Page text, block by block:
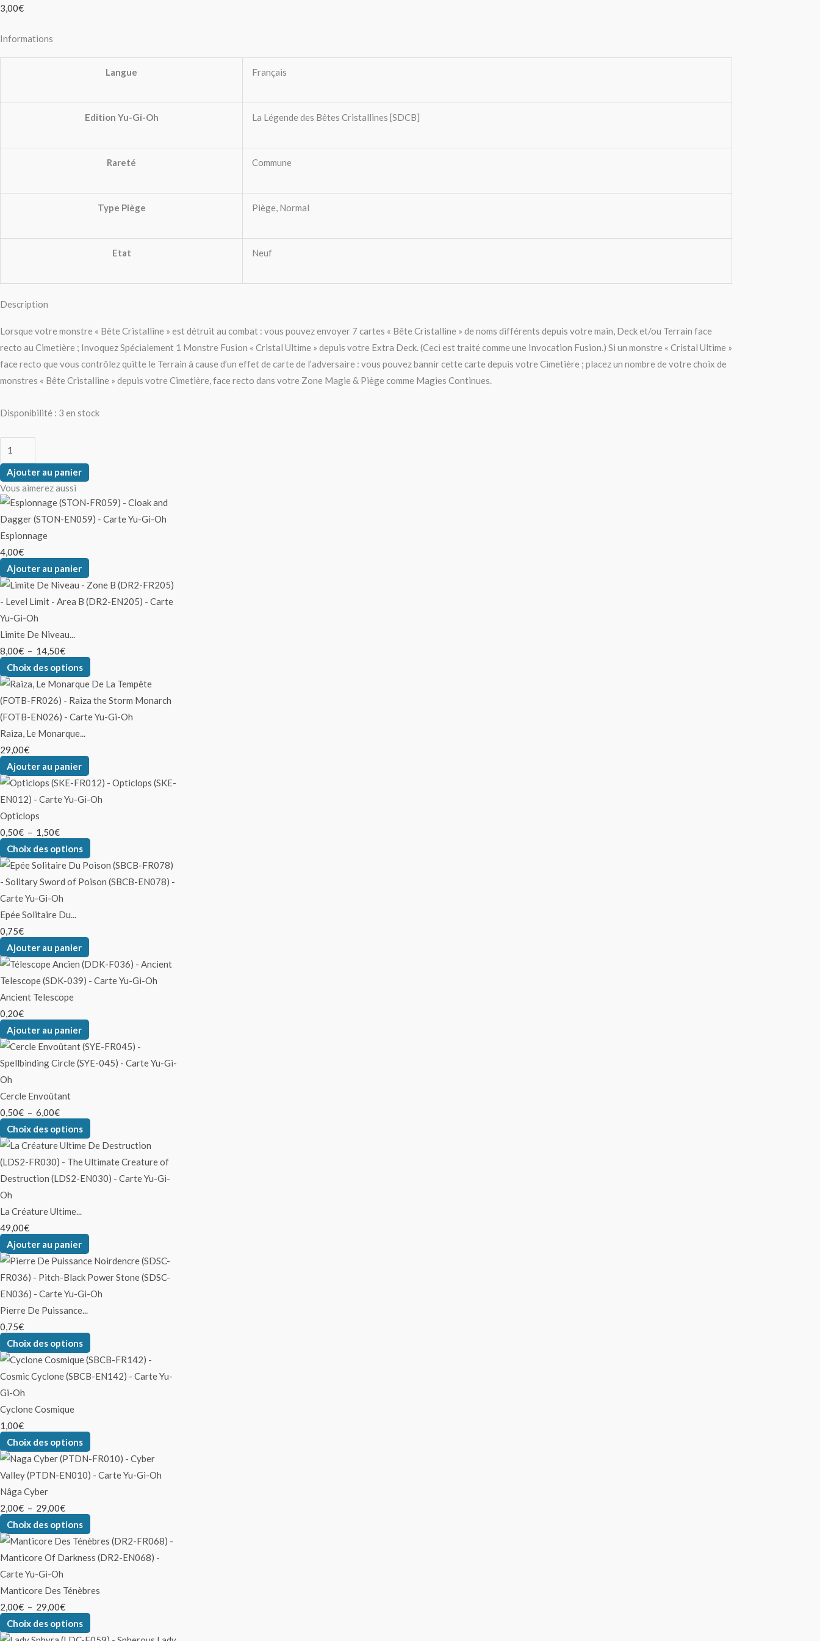
3,00€
Informations
Langue Français
Edition Yu-Gi-Oh La Légende des Bêtes Cristallines [SDCB]
Rareté Commune
Type Piège Piège, Normal
Etat Neuf
Description
Lorsque votre monstre « Bête Cristalline » est détruit au combat : vous pouvez envoyer 7 cartes « Bête Cristalline » de noms différents depuis votre main, Deck et/ou Terrain face
recto au Cimetière ; Invoquez Spécialement 1 Monstre Fusion « Cristal Ultime » depuis votre Extra Deck. (Ceci est traité comme une Invocation Fusion.) Si un monstre « Cristal Ultime »
face recto que vous contrôlez quitte le Terrain à cause d’un effet de carte de l’adversaire : vous pouvez bannir cette carte depuis votre Cimetière ; placez un nombre de votre choix de
monstres « Bête Cristalline » depuis votre Cimetière, face recto dans votre Zone Magie & Piège comme Magies Continues.
Disponibilité : 3 en stock
Ajouter au panier
Vous aimerez aussi
Espionnage
4,00€
Ajouter au panier
Limite De Niveau...
8,00€ – 14,50€
Choix des options
Raiza, Le Monarque...
29,00€
Ajouter au panier
Opticlops
0,50€ – 1,50€
Choix des options
Epée Solitaire Du...
0,75€
Ajouter au panier
Ancient Telescope
0,20€
Ajouter au panier
Cercle Envoûtant
0,50€ – 6,00€
Choix des options
La Créature Ultime...
49,00€
Ajouter au panier
Pierre De Puissance...
0,75€
Choix des options
Cyclone Cosmique
1,00€
Choix des options
Nâga Cyber
2,00€ – 29,00€
Choix des options
Manticore Des Ténèbres
2,00€ – 29,00€
Choix des options